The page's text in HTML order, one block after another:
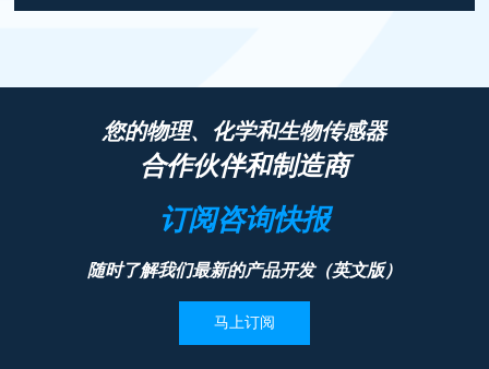
您的物理、化学和生物传感器
合作伙伴和制造商
订阅咨询快报
随时了解我们最新的产品开发（英文版）
马上订阅